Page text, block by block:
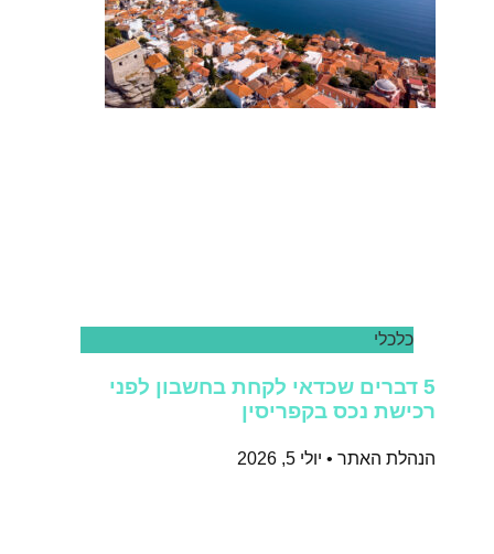
כלכלי
5 דברים שכדאי לקחת בחשבון לפני
רכישת נכס בקפריסין
הנהלת האתר יולי 5, 2026